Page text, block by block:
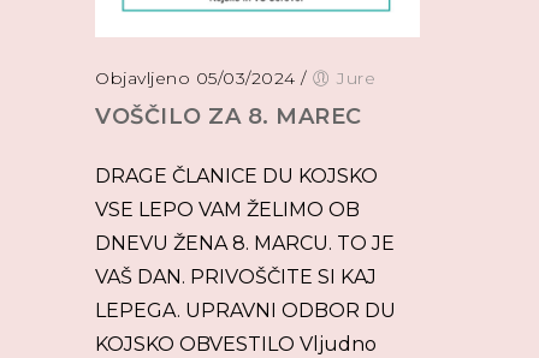
Objavljeno 05/03/2024 / Jure
VOŠČILO ZA 8. MAREC
DRAGE ČLANICE DU KOJSKO
VSE LEPO VAM ŽELIMO OB
DNEVU ŽENA 8. MARCU. TO JE
VAŠ DAN. PRIVOŠČITE SI KAJ
LEPEGA. UPRAVNI ODBOR DU
KOJSKO OBVESTILO Vljudno